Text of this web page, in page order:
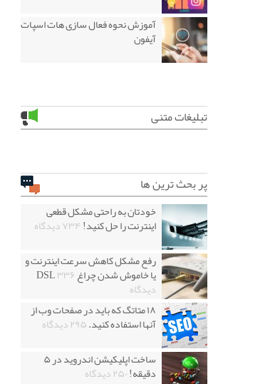
آموزش نحوه فعال سازی هات اسپات
آیفون
تبلیغات متنی
پر بحث ترین ها
خودتان به راحتی مشکل قطعی
اینترنت را حل کنید!۷۳۴ دیدگاه
رفع مشکل کاهش سرعت اینترنت و
یا خاموش شدن چراغ DSL۳۳۶
دیدگاه
۱۸ متاتگ که باید در صفحات وب از
آنها استفاده کنید.۲۹۵ دیدگاه
ساخت اپلیکیشن اندروید در ۵
دقیقه!۲۵۰ دیدگاه